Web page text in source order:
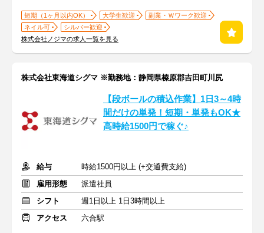
短期（1ヶ月以内OK） 大学生歓迎
副業・Ｗワーク歓迎
ネイル可
シルバー歓迎
株式会社ノジマの求人一覧を見る
株式会社東海道シグマ ※勤務地：静岡県榛原郡吉田町川尻
【段ボールの積込作業】1日3～4時
間だけの単発！短期・単発もOK★
高時給1500円で稼ぐ♪
給与
時給1500円以上 (+交通費支給)
雇用形態
派遣社員
シフト
週1日以上 1日3時間以上
アクセス
六合駅